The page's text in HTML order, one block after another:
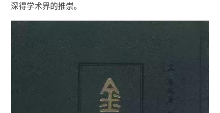
深得学术界的推崇。